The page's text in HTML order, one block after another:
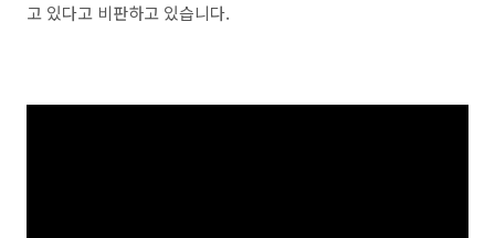
고 있다고 비판하고 있습니다.